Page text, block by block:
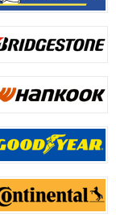
Bridgestone
Hankook
GoodYear
Continental